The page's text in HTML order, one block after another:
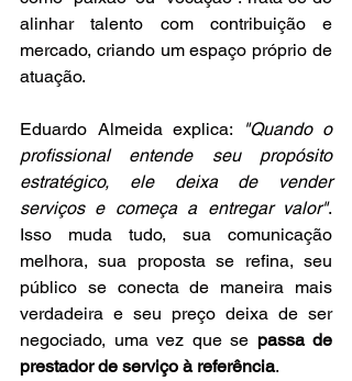
alinhar talento com contribuição e
mercado, criando um espaço próprio de
atuação.
Eduardo Almeida explica:
"Quando o
profissional entende seu propósito
estratégico, ele deixa de vender
serviços e começa a entregar valor".
Isso muda tudo, sua comunicação
melhora, sua proposta se refina, seu
público se conecta de maneira mais
verdadeira e seu preço deixa de ser
negociado, uma vez que se passa de
prestador de serviço à referência.